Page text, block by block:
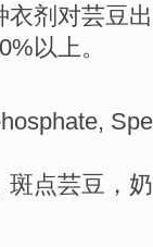
衣剂 对芸豆
以上。
斑点芸豆 ，